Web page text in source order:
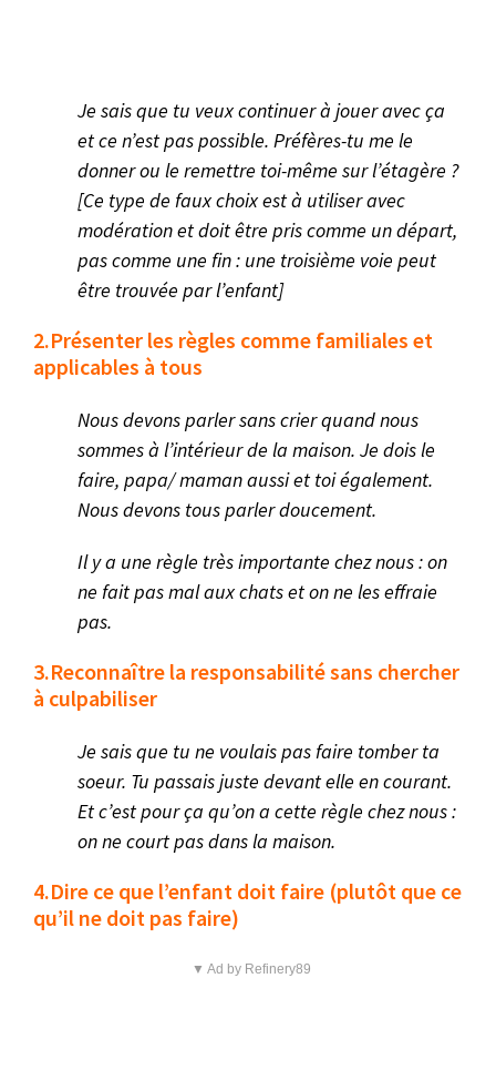
Je sais que tu veux continuer à jouer avec ça
et ce n’est pas possible. Préfères-tu me le
donner ou le remettre toi-même sur l’étagère ?
[Ce type de faux choix est à utiliser avec
modération et doit être pris comme un départ,
pas comme une fin : une troisième voie peut
être trouvée par l’enfant]
2.Présenter les règles comme familiales et
applicables à tous
Nous devons parler sans crier quand nous
sommes à l’intérieur de la maison. Je dois le
faire, papa/ maman aussi et toi également.
Nous devons tous parler doucement.
Il y a une règle très importante chez nous : on
ne fait pas mal aux chats et on ne les effraie
pas.
3.Reconnaître la responsabilité sans chercher
à culpabiliser
Je sais que tu ne voulais pas faire tomber ta
soeur. Tu passais juste devant elle en courant.
Et c’est pour ça qu’on a cette règle chez nous :
on ne court pas dans la maison.
4.Dire ce que l’enfant doit faire (plutôt que ce
qu’il ne doit pas faire)
▼ Ad by Refinery89